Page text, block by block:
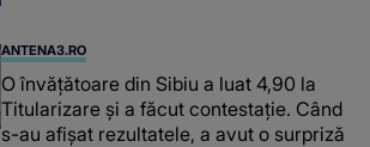
ANTENA3.RO
O învățătoare din Sibiu a luat 4,90 la
Titularizare și a făcut contestație. Când
s-au afișat rezultatele, a avut o surpriză